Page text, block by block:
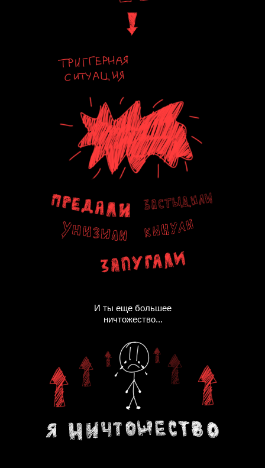
И ты еще большее
ничтожество...